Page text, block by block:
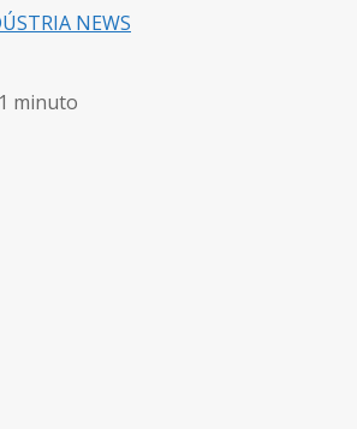
NEWS
minuto